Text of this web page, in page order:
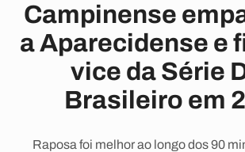
Campinense
a Aparecidense e
vice da Série
Brasileiro em
Raposa foi melhor ao longo dos 90